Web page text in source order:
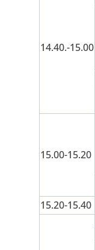
14.40.-15.00
15.00-15.20
15.20-15.40